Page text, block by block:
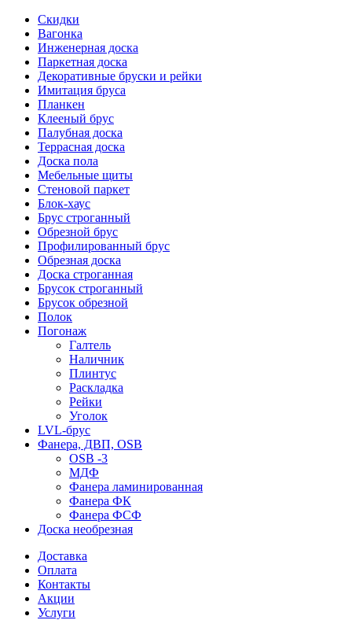
Скидки
Вагонка
Инженерная доска
Паркетная доска
Декоративные бруски и рейки
Имитация бруса
Планкен
Клееный брус
Палубная доска
Террасная доска
Доска пола
Мебельные щиты
Стеновой паркет
Блок-хаус
Брус строганный
Обрезной брус
Профилированный брус
Обрезная доска
Доска строганная
Брусок строганный
Брусок обрезной
Полок
Погонаж
Галтель
Наличник
Плинтус
Раскладка
Рейки
Уголок
LVL-брус
Фанера, ДВП, OSB
OSB -3
МДФ
Фанера ламинированная
Фанера ФК
Фанера ФСФ
Доска необрезная
Доставка
Оплата
Контакты
Акции
Услуги